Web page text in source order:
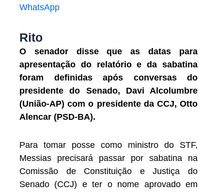
WhatsApp
Rito
O senador disse que as datas para
apresentação do relatório e da sabatina
foram definidas após conversas do
presidente do Senado, Davi Alcolumbre
(União-AP) com o presidente da CCJ, Otto
Alencar (PSD-BA).
Para tomar posse como ministro do STF,
Messias precisará passar por sabatina na
Comissão de Constituição e Justiça do
Senado (CCJ) e ter o nome aprovado em